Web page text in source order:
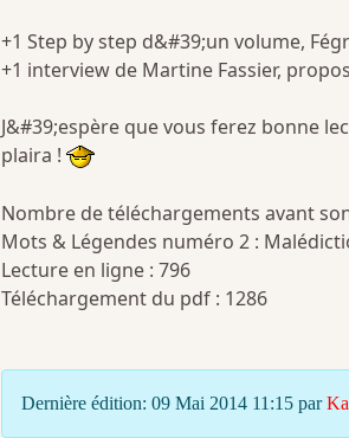
+1 Step by step d&#39;un volume,
+1 interview de Martine Fassier,
J&#39;espère que vous ferez bonne
plaira !
Nombre de téléchargements avant
Mots & Légendes numéro 2 :
Lecture en ligne : 796
Téléchargement du pdf : 1286
Dernière édition: 09 Mai 2014 11:15 par